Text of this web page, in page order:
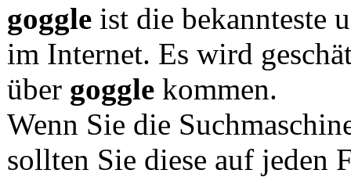
goggleist die bekannteste
im Internet. Es wird
über gogglekommen.
Wenn Sie die
sollten Sie diese auf jeden